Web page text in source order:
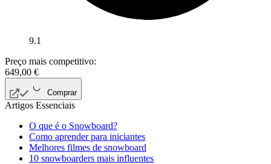
9.1
Preço mais competitivo:
649,00 €
Comprar
Artigos Essenciais
O que é o Snowboard?
Como aprender para iniciantes
Melhores filmes de snowboard
10 snowboarders mais influentes